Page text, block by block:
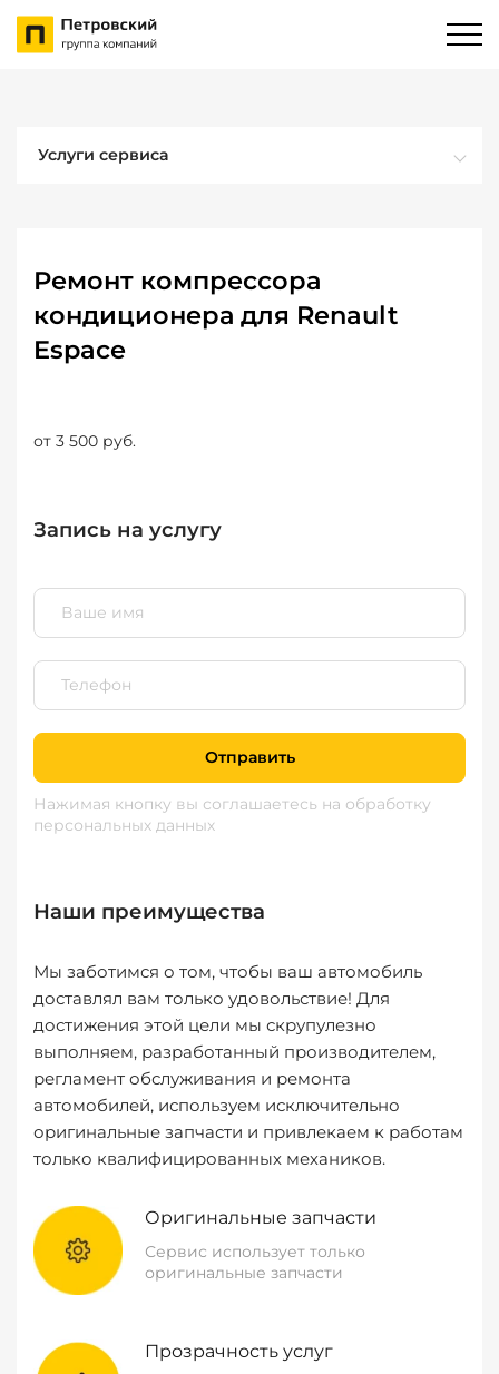
Услуги сервиса
Ремонт компрессора
кондиционера для Renault
Espace
от 3 500 руб.
Запись на услугу
Отправить
Нажимая кнопку вы соглашаетесь на обработку
персональных данных
Наши преимущества
Мы заботимся о том, чтобы ваш автомобиль
доставлял вам только удовольствие! Для
достижения этой цели мы скрупулезно
выполняем, разработанный производителем,
регламент обслуживания и ремонта
автомобилей, используем исключительно
оригинальные запчасти и привлекаем к работам
только квалифицированных механиков.
Оригинальные запчасти
Сервис использует только
оригинальные запчасти
Прозрачность услуг